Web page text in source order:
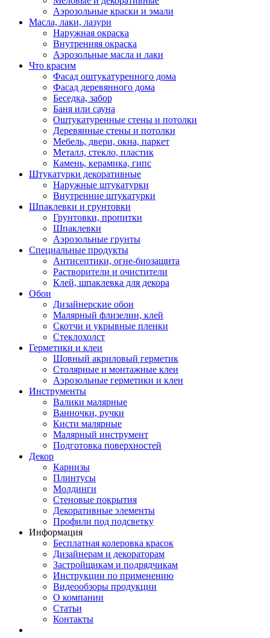
Аэрозольные краски и эмали
Масла, лаки, лазури
Наружная окраска
Внутренняя окраска
Аэрозольные масла и лаки
Что красим
Фасад оштукатуренного дома
Фасад деревянного дома
Беседка, забор
Баня или сауна
Оштукатуренные стены и потолки
Деревянные стены и потолки
Мебель, двери, окна, паркет
Металл, стекло, пластик
Камень, керамика, гипс
Штукатурки декоративные
Наружные штукатурки
Внутренние штукатурки
Шпаклевки и грунтовки
Грунтовки, пропитки
Шпаклевки
Аэрозольные грунты
Специальные продукты
Антисептики, огне-биозащита
Растворители и очистители
Клей, шпаклевка для декора
Обои
Дизайнерские обои
Малярный флизелин, клей
Скотчи и укрывные пленки
Стеклохолст
Герметики и клеи
Шовный акриловый герметик
Столярные и монтажные клеи
Аэрозольные герметики и клеи
Инструменты
Валики малярные
Ванночки, ручки
Кисти малярные
Малярный инструмент
Подготовка поверхностей
Декор
Карнизы
Плинтусы
Молдинги
Стеновые покрытия
Декоративные элементы
Профили под подсветку
Информация
Бесплатная колеровка красок
Дизайнерам и декораторам
Застройщикам и подрядчикам
Инструкции по применению
Видеообзоры продукции
О компании
Статьи
Контакты